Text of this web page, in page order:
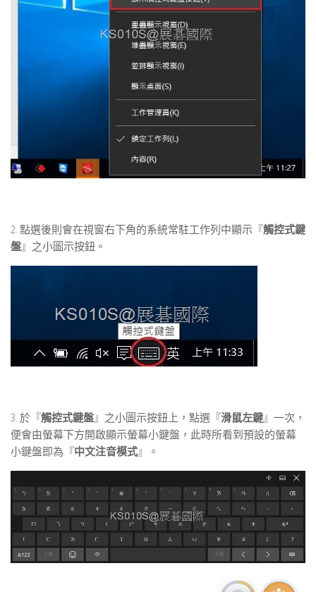
2. 點選後則會在視窗右下角的系統常駐工作列中顯示『觸控式鍵
盤』之小圖示按鈕。
3. 於『觸控式鍵盤』之小圖示按鈕上，點選『滑鼠左鍵』一次，
便會由螢幕下方開啟顯示螢幕小鍵盤，此時所看到預設的螢幕
小鍵盤即為『中文注音模式』。